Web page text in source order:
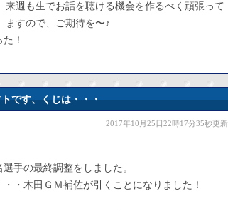
来週も生でお話を聴ける機会を作るべく頑張って
ますので、ご期待を〜♪
！
です、くじは・・・
2017年10月25日22時17分35秒更新
手の最終調整をしました。
・木田ＧＭ補佐が引くことになりました！